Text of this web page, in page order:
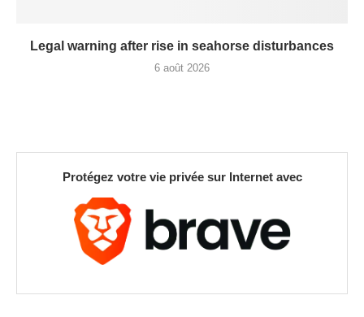
Legal warning after rise in seahorse disturbances
6 août 2026
Protégez votre vie privée sur Internet avec